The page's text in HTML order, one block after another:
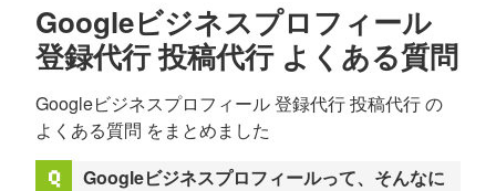
Googleビジネスプロフィール
登録代行 投稿代行 よくある質問
Googleビジネスプロフィール 登録代行 投稿代行 の
よくある質問 をまとめました
Googleビジネスプロフィールって、そんなに